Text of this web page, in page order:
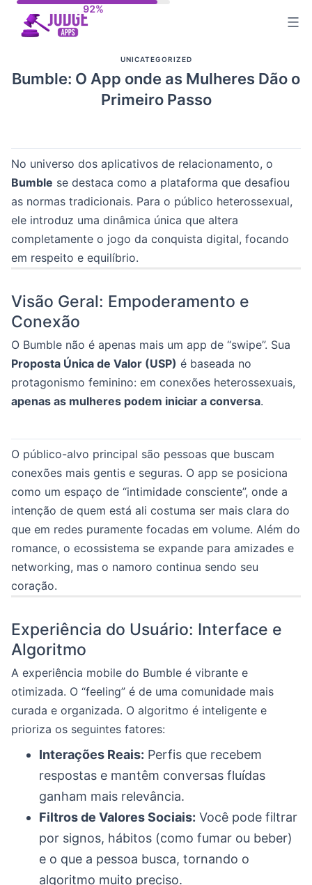
UNICATEGORIZED
Bumble: O App onde as Mulheres Dão o
Primeiro Passo
No universo dos aplicativos de relacionamento, o
Bumble se destaca como a plataforma que desafiou
as normas tradicionais. Para o público heterossexual,
ele introduz uma dinâmica única que altera
completamente o jogo da conquista digital, focando
em respeito e equilíbrio.
Visão Geral: Empoderamento e
Conexão
O Bumble não é apenas mais um app de “swipe”. Sua
Proposta Única de Valor (USP) é baseada no
protagonismo feminino: em conexões heterossexuais,
apenas as mulheres podem iniciar a conversa.
O público-alvo principal são pessoas que buscam
conexões mais gentis e seguras. O app se posiciona
como um espaço de “intimidade consciente”, onde a
intenção de quem está ali costuma ser mais clara do
que em redes puramente focadas em volume. Além do
romance, o ecossistema se expande para amizades e
networking, mas o namoro continua sendo seu
coração.
Experiência do Usuário: Interface e
Algoritmo
A experiência mobile do Bumble é vibrante e
otimizada. O “feeling” é de uma comunidade mais
curada e organizada. O algoritmo é inteligente e
prioriza os seguintes fatores:
Interações Reais: Perfis que recebem
respostas e mantêm conversas fluídas
ganham mais relevância.
Filtros de Valores Sociais: Você pode filtrar
por signos, hábitos (como fumar ou beber)
e o que a pessoa busca, tornando o
algoritmo muito preciso.